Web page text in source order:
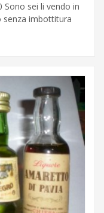
sei li vendo in
senza imbottitura